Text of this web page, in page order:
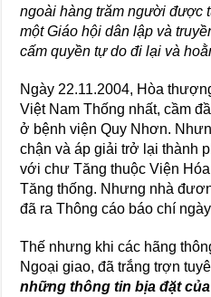
ngoài hàng trăm người được
một Giáo hội dân lập và
cấm quyền tự do đi lại và
Ngày 22.11.2004, Hòa
Việt Nam Thống nhất, cầm
ở bệnh viện Quy Nhơn.
chận và áp giải trở lại thành
với chư Tăng thuộc Viện
Tăng thống. Nhưng nhà
đã ra Thông cáo báo chí
Thế nhưng khi các hãng
Ngoại giao, đã trắng trợn
những thông tin bịa đặt